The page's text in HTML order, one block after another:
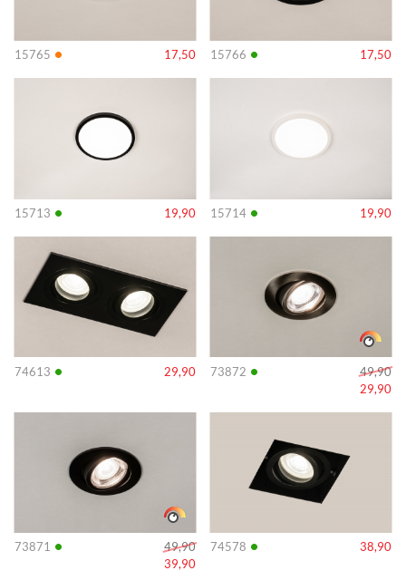
15765 • 17,50 15766 • 17,50
15713 • 19,90
Info
15714 • 19,90
Info
74613 • 29,90
Info
73872 •
49,90
29,90
Info
73871 •
49,90
39,90
Info
74578 • 38,90
Info